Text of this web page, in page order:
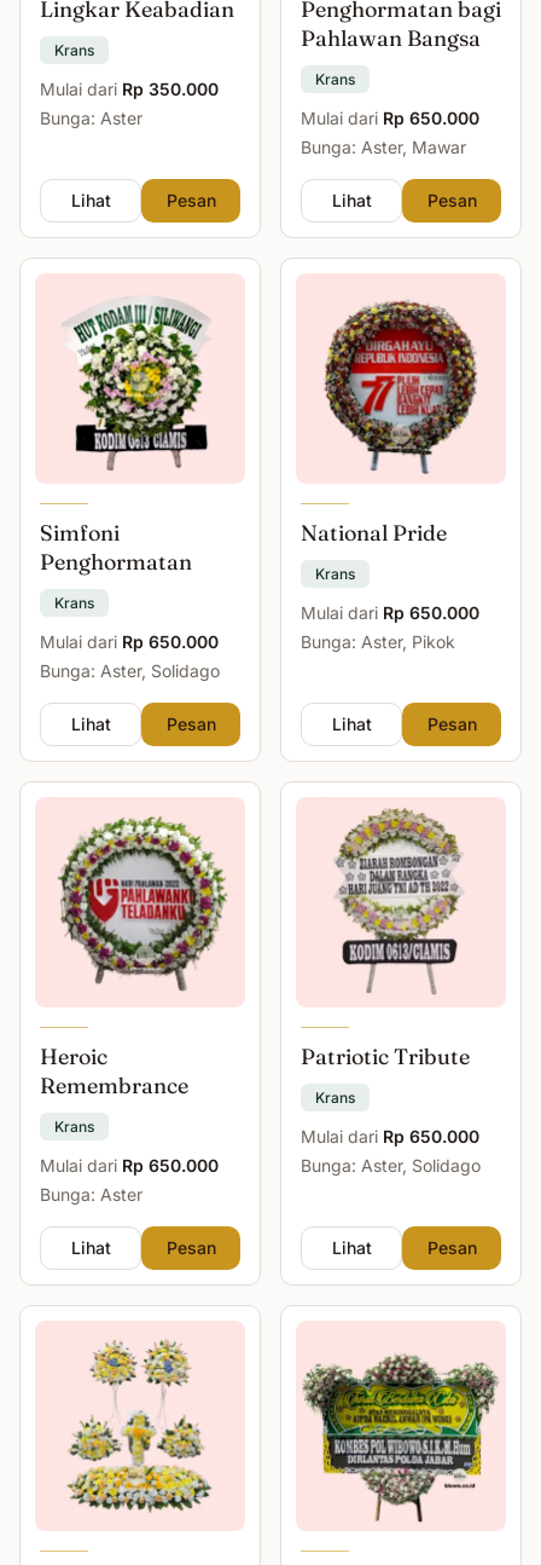
Lingkar Keabadian
Krans
Mulai dari Rp 350.000
Bunga: Aster
Lihat Pesan
Penghormatan bagi
Pahlawan Bangsa
Krans
Mulai dari Rp 650.000
Bunga: Aster, Mawar
Lihat Pesan
Simfoni
Penghormatan
Krans
Mulai dari Rp 650.000
Bunga: Aster, Solidago
Lihat Pesan
National Pride
Krans
Mulai dari Rp 650.000
Bunga: Aster, Pikok
Lihat Pesan
Heroic
Remembrance
Krans
Mulai dari Rp 650.000
Bunga: Aster
Lihat Pesan
Patriotic Tribute
Krans
Mulai dari Rp 650.000
Bunga: Aster, Solidago
Lihat Pesan